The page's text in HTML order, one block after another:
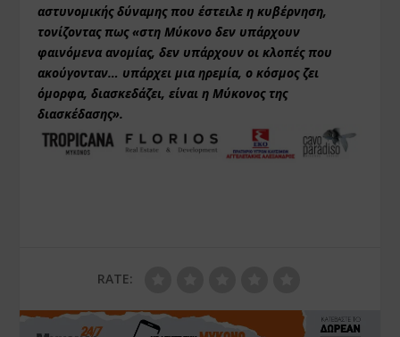
αστυνομικής δύναμης που έστειλε η κυβέρνηση,
τονίζοντας πως «στη Μύκονο δεν υπάρχουν
φαινόμενα ανομίας, δεν υπάρχουν οι κλοπές που
ακούγονταν… υπάρχει μια ηρεμία, ο κόσμος ζει
όμορφα, διασκεδάζει, είναι η Μύκονος της
διασκέδασης».
RATE: